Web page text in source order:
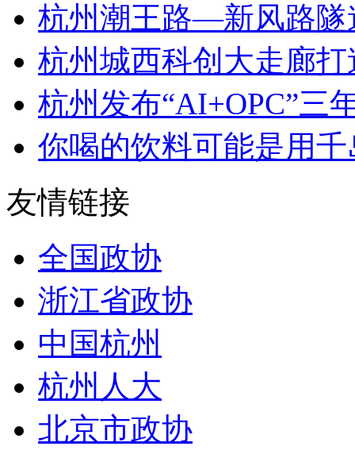
杭州潮王路—新风路隧
杭州城西科创大走廊
杭州发布“AI+OPC”三
你喝的饮料可能是用
友情链接
全国政协
浙江省政协
中国杭州
杭州人大
北京市政协